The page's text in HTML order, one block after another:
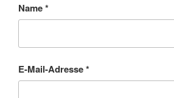
Name*
E-Mail-Adresse*